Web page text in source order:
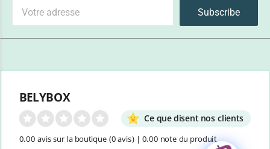
Subscribe
BELYBOX
Ce que disent nos clients
0.00 avis sur la boutique (0 avis)| 0.00 note du produit